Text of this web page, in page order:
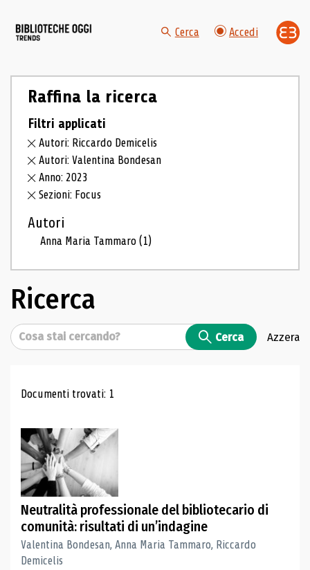
Cerca Accedi
Raffina la ricerca
Filtri applicati
Autori: Riccardo Demicelis
Autori: Valentina Bondesan
Anno: 2023
Sezioni: Focus
Autori
Anna Maria Tammaro(1)
Ricerca
Cerca Cerca Azzera
Risultati di ricerca
Documenti trovati: 1
Neutralità professionale del bibliotecario di
comunità: risultati di un’indagine
Valentina Bondesan, Anna Maria Tammaro, Riccardo
Demicelis